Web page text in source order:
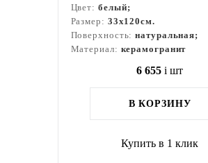
Цвет: белый;
Размер: 33x120см.
Поверхность:натуральная;
Материал: керамогранит
6 655 i шт
В КОРЗИНУ
Купить в 1 клик